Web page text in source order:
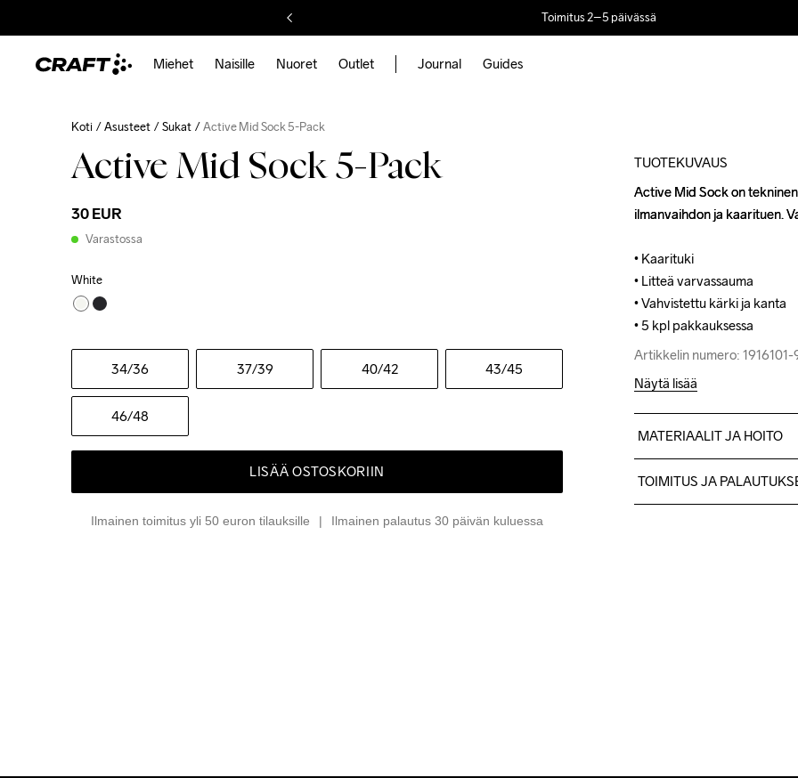
Toimitus 2–5 päivässä
Miehet Naisille Nuoret Outlet Journal Guides
Koti Asusteet Sukat Active Mid Sock 5-Pack
Active Mid Sock 5-Pack
30 EUR
Varastossa
White
34/36 37/39 40/42 43/45
46/48
LISÄÄ OSTOSKORIIN
Ilmainen toimitus yli 50 euron tilauksille Ilmainen palautus 30 päivän kuluessa
TUOTEKUVAUS
Active Mid Sock on
ilmanvaihdon ja kaarituen.
• Kaarituki
• Litteä varvassauma
• Vahvistettu kärki ja kanta
• 5 kpl pakkauksessa
Artikkelin numero:
Active Mid Sock on
ilmanvaihdon ja kaarituen.
• Kaarituki
• Litteä varvassauma
• Vahvistettu kärki ja kanta
• 5 kpl pakkauksessa
Artikkelin numero:
Näytä lisää
MATERIAALIT JA HOITO
TOIMITUS JA